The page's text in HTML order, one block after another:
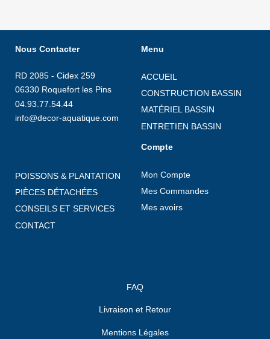
Nous Contacter
RD 2085 - Cidex 259
06330 Roquefort les Pins
04.93.77.54.44
info@decor-aquatique.com
Menu
ACCUEIL
CONSTRUCTION BASSIN
MATÉRIEL BASSIN
ENTRETIEN BASSIN
POISSONS & PLANTATION
PIÈCES DÉTACHÉES
CONSEILS ET SERVICES
CONTACT
Compte
Mon Compte
Mes Commandes
Mes avoirs
FAQ
Livraison et Retour
Mentions Légales